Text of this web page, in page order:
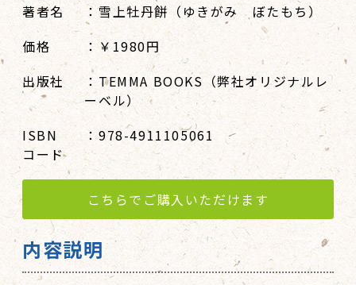
著者名
：雪上牡丹餅（ゆきがみ ぼたもち）
価格
：￥1980円
出版社
：TEMMA BOOKS（弊社オリジナルレ
ーベル）
ISBN
コード
：978-4911105061
こちらでご購入いただけます
内容説明